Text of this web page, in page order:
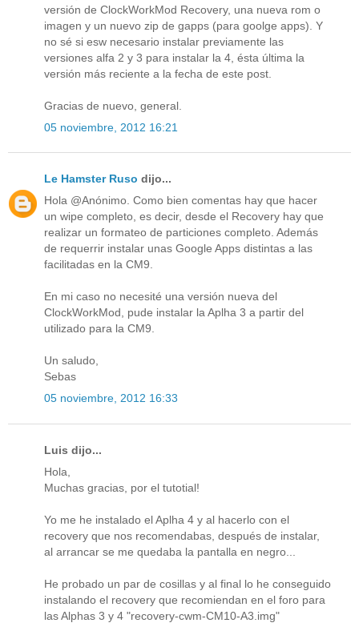
versión de ClockWorkMod Recovery, una nueva rom o
imagen y un nuevo zip de gapps (para goolge apps). Y
no sé si esw necesario instalar previamente las
versiones alfa 2 y 3 para instalar la 4, ésta última la
versión más reciente a la fecha de este post.
Gracias de nuevo, general.
05 noviembre, 2012 16:21
Le Hamster Ruso dijo...
Hola @Anónimo. Como bien comentas hay que hacer
un wipe completo, es decir, desde el Recovery hay que
realizar un formateo de particiones completo. Además
de requerrir instalar unas Google Apps distintas a las
facilitadas en la CM9.
En mi caso no necesité una versión nueva del
ClockWorkMod, pude instalar la Aplha 3 a partir del
utilizado para la CM9.
Un saludo,
Sebas
05 noviembre, 2012 16:33
Luis dijo...
Hola,
Muchas gracias, por el tutotial!
Yo me he instalado el Aplha 4 y al hacerlo con el
recovery que nos recomendabas, después de instalar,
al arrancar se me quedaba la pantalla en negro...
He probado un par de cosillas y al final lo he conseguido
instalando el recovery que recomiendan en el foro para
las Alphas 3 y 4 "recovery-cwm-CM10-A3.img"